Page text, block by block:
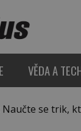
VĚDA A
Naučte se trik,